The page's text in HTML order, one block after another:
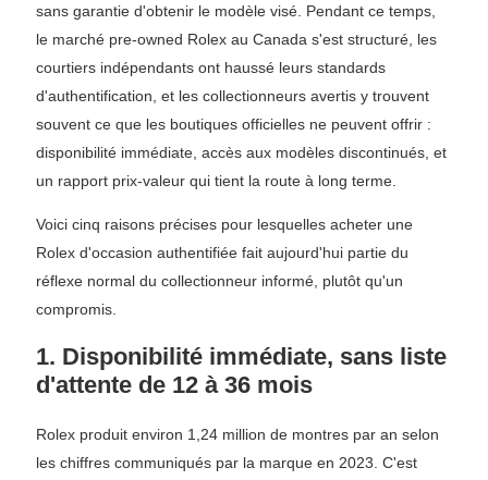
sans garantie d'obtenir le modèle visé. Pendant ce temps,
le marché pre-owned Rolex au Canada s'est structuré, les
courtiers indépendants ont haussé leurs standards
d'authentification, et les collectionneurs avertis y trouvent
souvent ce que les boutiques officielles ne peuvent offrir :
disponibilité immédiate, accès aux modèles discontinués, et
un rapport prix-valeur qui tient la route à long terme.
Voici cinq raisons précises pour lesquelles acheter une
Rolex d'occasion authentifiée fait aujourd'hui partie du
réflexe normal du collectionneur informé, plutôt qu'un
compromis.
1. Disponibilité immédiate, sans liste
d'attente de 12 à 36 mois
Rolex produit environ 1,24 million de montres par an selon
les chiffres communiqués par la marque en 2023. C'est